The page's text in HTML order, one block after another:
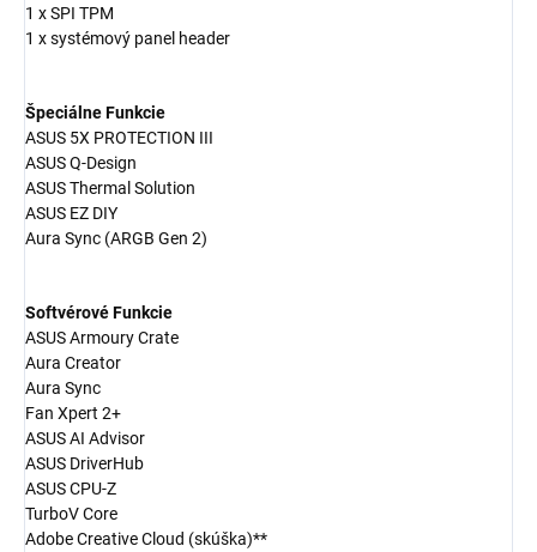
1 x SPI TPM
1 x systémový panel header
Špeciálne Funkcie
ASUS 5X PROTECTION III
ASUS Q-Design
ASUS Thermal Solution
ASUS EZ DIY
Aura Sync (ARGB Gen 2)
Softvérové Funkcie
ASUS Armoury Crate
Aura Creator
Aura Sync
Fan Xpert 2+
ASUS AI Advisor
ASUS DriverHub
ASUS CPU-Z
TurboV Core
Adobe Creative Cloud (skúška)**